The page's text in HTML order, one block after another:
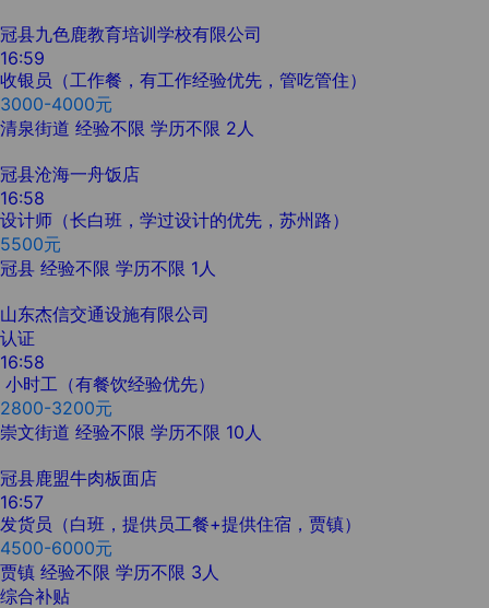
冠县九色鹿教育培训学校有限公司
16:59
收银员（工作餐，有工作经验优先，管吃管住）
3000-4000元
清泉街道 经验不限 学历不限 2人
冠县沧海一舟饭店
16:58
设计师（长白班，学过设计的优先，苏州路）
5500元
冠县 经验不限 学历不限 1人
山东杰信交通设施有限公司
认证
16:58
小时工（有餐饮经验优先）
2800-3200元
崇文街道 经验不限 学历不限 10人
冠县鹿盟牛肉板面店
16:57
发货员（白班，提供员工餐+提供住宿，贾镇）
4500-6000元
贾镇 经验不限 学历不限 3人
综合补贴